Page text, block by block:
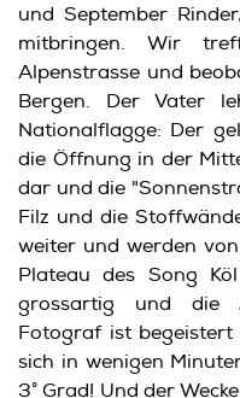
und September
mitbringen. Wir
Alpenstrasse und
Bergen. Der Vater
Nationalflagge: Der
die Öffnung in der
dar und die
Filz und die
weiter und werden
Plateau des Song
grossartig und die
Fotograf ist
sich in wenigen
3° Grad! Und der